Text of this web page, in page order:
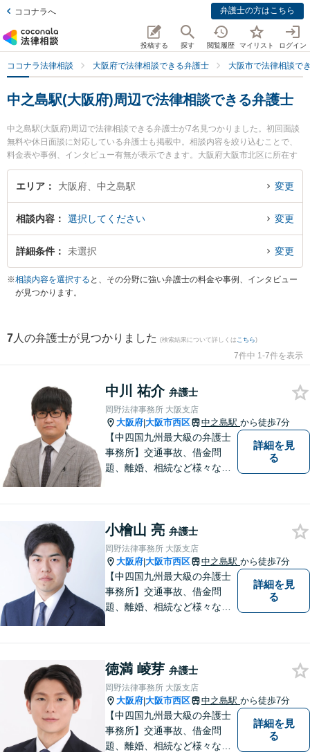
ココナラへ 弁護士の方はこちら
投稿する 探す 閲覧履歴 マイリスト ログイン
ココナラ法律相談 大阪府で法律相談できる弁護士 大阪市で法律相談で
中之島駅(大阪府)周辺で法律相談できる弁護士
中之島駅(大阪府)周辺で法律相談できる弁護士が7名見つかりました。初回面談
無料や休日面談に対応している弁護士も掲載中。相談内容を絞り込むことで、
料金表や事例、インタビュー有無が表示できます。大阪府大阪市北区に所在す
る中之島駅は京阪中之島線沿線の駅です。より多くの弁護士から探したいとき
は市区町村検索や同一路線のより大きな駅も追加選択して探すと良いでしょ
ール情報や弁護士費用、強みなどが注目されています。『国際離婚のトラブル
を勤務先から通いやすい中之島駅周辺に事務所を構える弁護士に面談予約した
い』『国際離婚のトラブル解決の実績豊富な中之島駅近くの弁護士を検索した
したい』などでお困りの相談者さんにおすすめです。
エリア 大阪府、中之島駅 変更
相談内容 選択してください 変更
詳細条件 未選択 変更
※相談内容を選択する と、その分野に強い弁護士の料金や事例、インタビュー
が見つかります。
7 人の弁護士が見つかりました (検索結果について詳しくは こちら)
7件中 1-7件を表示
中川 祐介 弁護士
岡野法律事務所 大阪支店
大阪府|大阪市西区 中之島駅 から徒歩7分
【中四国九州最大級の弁護士
事務所】交通事故、借金問
題、離婚、相続など様々な問
い！
詳細を見
る
小檜山 亮 弁護士
岡野法律事務所 大阪支店
大阪府|大阪市西区 中之島駅 から徒歩7分
【中四国九州最大級の弁護士
事務所】交通事故、借金問
題、離婚、相続など様々な問
い！
詳細を見
る
徳満 崚芽 弁護士
岡野法律事務所 大阪支店
大阪府|大阪市西区 中之島駅 から徒歩7分
【中四国九州最大級の弁護士
事務所】交通事故、借金問
題、離婚、相続など様々な問
詳細を見
る